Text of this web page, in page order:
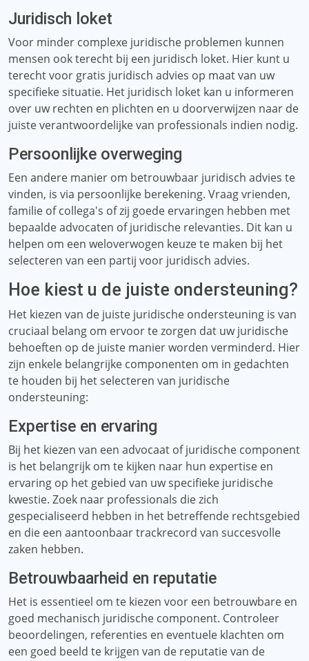
Juridisch loket
Voor minder complexe juridische problemen kunnen
mensen ook terecht bij een juridisch loket. Hier kunt u
terecht voor gratis juridisch advies op maat van uw
specifieke situatie. Het juridisch loket kan u informeren
over uw rechten en plichten en u doorverwijzen naar de
juiste verantwoordelijke van professionals indien nodig.
Persoonlijke overweging
Een andere manier om betrouwbaar juridisch advies te
vinden, is via persoonlijke berekening. Vraag vrienden,
familie of collega's of zij goede ervaringen hebben met
bepaalde advocaten of juridische relevanties. Dit kan u
helpen om een ​​weloverwogen keuze te maken bij het
selecteren van een partij voor juridisch advies.
Hoe kiest u de juiste ondersteuning?
Het kiezen van de juiste juridische ondersteuning is van
cruciaal belang om ervoor te zorgen dat uw juridische
behoeften op de juiste manier worden verminderd. Hier
zijn enkele belangrijke componenten om in gedachten
te houden bij het selecteren van juridische
ondersteuning:
Expertise en ervaring
Bij het kiezen van een advocaat of juridische component
is het belangrijk om te kijken naar hun expertise en
ervaring op het gebied van uw specifieke juridische
kwestie. Zoek naar professionals die zich
gespecialiseerd hebben in het betreffende rechtsgebied
en die een aantoonbaar trackrecord van succesvolle
zaken hebben.
Betrouwbaarheid en reputatie
Het is essentieel om te kiezen voor een betrouwbare en
goed mechanisch juridische component. Controleer
beoordelingen, referenties en eventuele klachten om
een ​​goed beeld te krijgen van de reputatie van de